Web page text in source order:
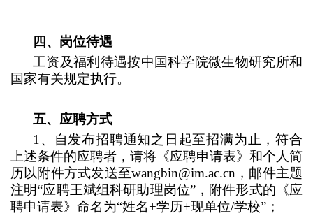
四、岗位待遇
工资及福利待遇按中国科学院微生物研究所和
国家有关规定执行。
五、应聘方式
1 、自发布招聘通知之日起至招满为止，符合
上述条件的应聘者，请将《应聘申请表》和个人简
历以附件方式发送至wangbin@im.ac.cn，邮件主题
注明“应聘王斌组科研助理岗位”，附件形式的《应
聘申请表》命名为“姓名+学历+现单位/学校”；